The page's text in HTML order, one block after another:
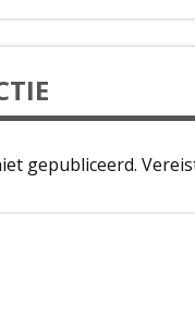
gepubliceerd.